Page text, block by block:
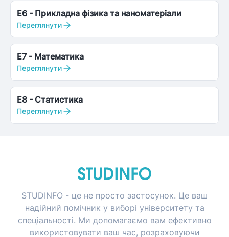
E6 - Прикладна фізика та наноматеріали
Переглянути
E7 - Математика
Переглянути
E8 - Статистика
Переглянути
STUDINFO - це не просто застосунок. Це ваш
надійний помічник у виборі університету та
спеціальності. Ми допомагаємо вам ефективно
використовувати ваш час, розраховуючи